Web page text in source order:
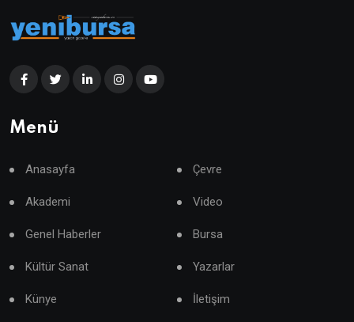
Menü
Anasayfa Çevre
Akademi Video
Genel Haberler Bursa
Kültür Sanat Yazarlar
Künye İletişim